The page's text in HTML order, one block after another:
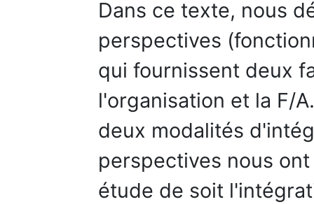
Dans ce texte, nous
perspectives
qui fournissent deux
l'organisation et la F/
deux modalités
perspectives nous
étude de soit